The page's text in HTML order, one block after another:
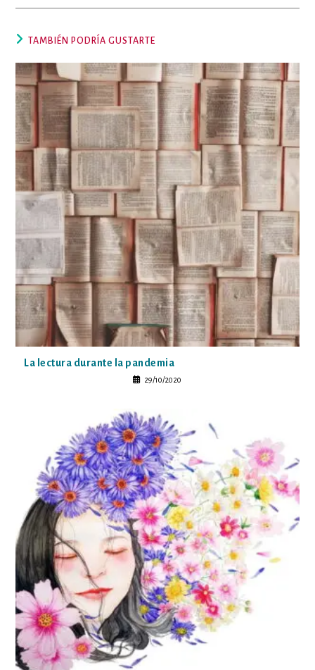
TAMBIÉN PODRÍA GUSTARTE
La lectura durante la pandemia
29/10/2020